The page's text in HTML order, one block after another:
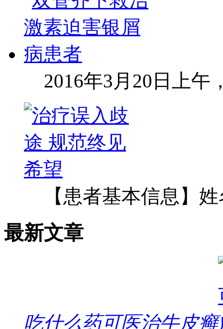
2016年3月20日上午
【患者基本信息】
最新文章
吃什么药可医治牛皮癣